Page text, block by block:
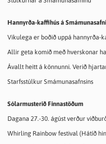
Hannyrða-kaffihús á
Vikulega er boðið uppá hannyrða-
Allir geta komið með hverskonar
Ávallt heitt á könnunni. Verið
Starfsstúlkur Smámunasafnsins
Sólarmusterið Finnastöðum
Dagana 27.-30. ágúst verður
Whirling Rainbow festival (Hátíð